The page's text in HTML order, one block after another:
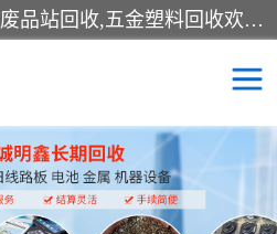
工厂废料物资回收,深圳废品站回收,五金塑料回收欢迎有金属、塑料、电子、电线、废旧设备、废铜、锡渣、线路板、镀银废料、废IC、电子零件、电子脚，等其他废旧物资的单位及个人联系洽谈。对提供息者我们可以提供优厚的业务提成（佣金）。
电子回收